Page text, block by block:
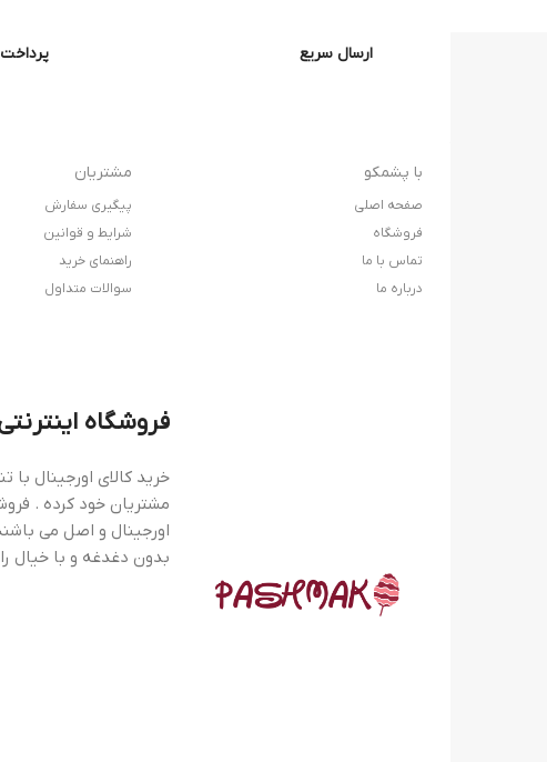
ارسال سریع
با پشمکو
صفحه اصلی
فروشگاه
تماس با ما
درباره ما
مشتریان
پیگیری سفارش
شرایط و قوانین
راهنمای خرید
سوالات متداول
فروشگاه
خرید کالای اورجینال
مشتریان خود کرده .
اورجینال و اصل می
بدون دغدغه و با خیال